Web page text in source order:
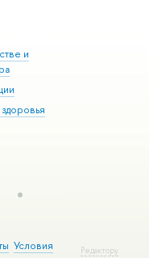
и
Редактору
Условия